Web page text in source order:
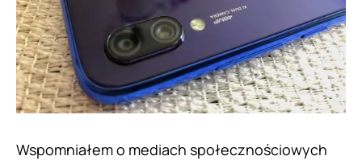
Wspomniałem o mediach społecznościowych